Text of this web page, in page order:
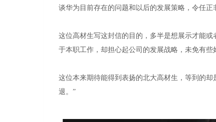
谈华为目前存在的问题和以后的发展策略，令任正
这位高材生写这封信的目的，多半是想展示才能
于本职工作，却担心起公司的发展战略，未免有些
这位本来期待能得到表扬的北大高材生，等到的
退。”